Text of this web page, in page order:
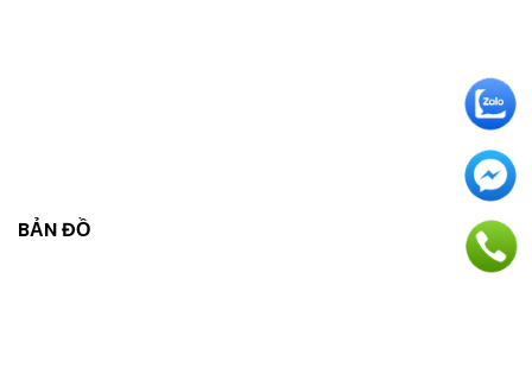
BẢN ĐỒ